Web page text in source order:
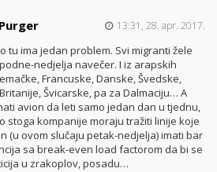
13:31, 28. apr. 2017.
tu ima jedan problem. Svi migranti žele
nedjelja navečer. I iz arapskih
Francuske, Danske, Švedske,
Švicarske, pa za Dalmaciju… A
avion da leti samo jedan dan u tjednu,
stoga kompanije moraju tražiti linije koje
(u ovom slučaju petak-nedjelja) imati bar
sa break-even load factorom da bi se
u zrakoplov, posadu…